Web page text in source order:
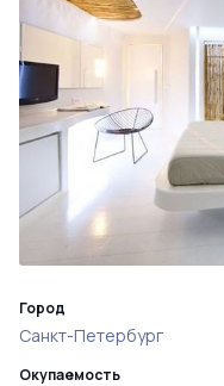
Город
Санкт-Петербург
Окупаемость